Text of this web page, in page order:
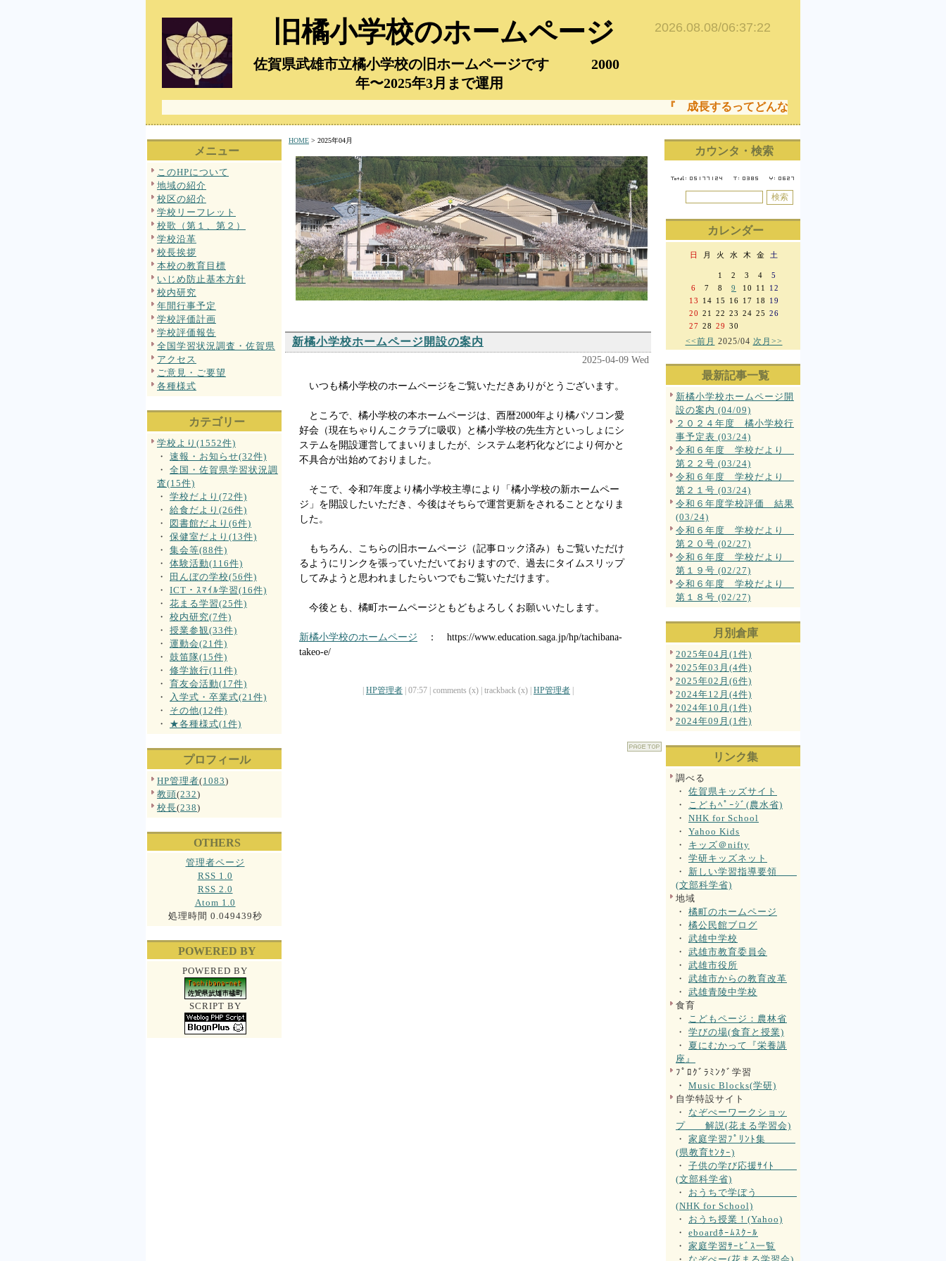
旧橘小学校のホームページ
佐賀県武雄市立橘小学校の旧ホームページです 2000
年〜2025年3月まで運用
『 成長するってどんなこと！ 成長することは、でき
メニュー
このHPについて
地域の紹介
校区の紹介
学校リーフレット
校歌（第１、第２）
学校沿革
校長挨拶
本校の教育目標
いじめ防止基本方針
校内研究
年間行事予定
学校評価計画
学校評価報告
全国学習状況調査・佐賀県
アクセス
ご意見・ご要望
各種様式
カテゴリー
学校より(1552件)
・ 速報・お知らせ(32件)
・ 全国・佐賀県学習状況調
査(15件)
・ 学校だより(72件)
・ 給食だより(26件)
・
図書館だより(6件)
・ 保健室だより(13件)
・ 集会等(88件)
・ 体験活動(116件)
・
田んぼの学校(56件)
・ ICT・ｽﾏｲﾙ学習(16件)
・ 花まる学習(25件)
・ 校内研究(7件)
・ 授業参観(33件)
・ 運動会(21件)
・ 鼓笛隊(15件)
・ 修学旅行(11件)
・ 育友会活動(17件)
・
入学式・卒業式(21件)
・ その他(12件)
・ ★各種様式(1件)
プロフィール
HP管理者(1083)
教頭(232)
校長(238)
OTHERS
管理者ページ
RSS 1.0
RSS 2.0
Atom 1.0
処理時間 0.049439秒
POWERED BY
POWERED BY
SCRIPT BY
HOME > 2025年04月
新橘小学校ホームページ開設の案内
2025-04-09 Wed
いつも橘小学校のホームページをご覧いただきありがとうございます。
ところで、橘小学校の本ホームページは、西暦2000年より橘パソコン愛
好会（現在ちゃりんこクラブに吸収）と橘小学校の先生方といっしょにシ
ステムを開設運営してまいりましたが、システム老朽化などにより何かと
不具合が出始めておりました。
そこで、令和7年度より橘小学校主導により「橘小学校の新ホームペー
ジ」を開設したいただき、今後はそちらで運営更新をされることとなりま
した。
もちろん、こちらの旧ホームページ（記事ロック済み）もご覧いただけ
るようにリンクを張っていただいておりますので、過去にタイムスリップ
してみようと思われましたらいつでもご覧いただけます。
今後とも、橘町ホームページともどもよろしくお願いいたします。
新橘小学校のホームページ ： https://www.education.saga.jp/hp/tachibana-
takeo-e/
HP管理者 | 07:57 | comments (x) | trackback (x) | HP管理者
カウンタ・検索
カレンダー
日 月 火 水 木 金 土
1 2 3 4
5
6
7 8 9 10 11
12
13
14 15 16 17 18
19
20 21 22 23 24 25 26
27 28 29 30
<<前月 2025/04 次月>>
最新記事一覧
新橘小学校ホームページ開
設の案内 (04/09)
２０２４年度 橘小学校行
事予定表 (03/24)
令和６年度 学校だより
第２２号 (03/24)
令和６年度 学校だより
第２１号 (03/24)
令和６年度学校評価 結果
(03/24)
令和６年度 学校だより
第２０号 (02/27)
令和６年度 学校だより
第１９号 (02/27)
令和６年度 学校だより
第１８号 (02/27)
月別倉庫
2025年04月(1件)
2025年03月(4件)
2025年02月(6件)
2024年12月(4件)
2024年10月(1件)
2024年09月(1件)
リンク集
調べる
・ 佐賀県キッズサイト
・ こどもﾍﾟｰｼﾞ(農水省)
・ NHK for School
・ Yahoo Kids
・ キッズ＠nifty
・ 学研キッズネット
・ 新しい学習指導要領
(文部科学省)
地域
・ 橘町のホームページ
・ 橘公民館ブログ
・ 武雄中学校
・ 武雄市教育委員会
・ 武雄市役所
・ 武雄市からの教育改革
・ 武雄青陵中学校
食育
・ こどもページ：農林省
・ 学びの場(食育と授業)
・ 夏にむかって『栄養講
座』
ﾌﾟﾛｸﾞﾗﾐﾝｸﾞ学習
・ Music Blocks(学研)
自学特設サイト
・ なぞぺーワークショッ
プ 解説(花まる学習会)
・ 家庭学習ﾌﾟﾘﾝﾄ集
(県教育ｾﾝﾀｰ)
・ 子供の学び応援ｻｲﾄ
(文部科学省)
・ おうちで学ぼう
(NHK for School)
・ おうち授業！(Yahoo)
・ eboardﾎｰﾑｽｸｰﾙ
・ 家庭学習ｻｰﾋﾞｽ一覧